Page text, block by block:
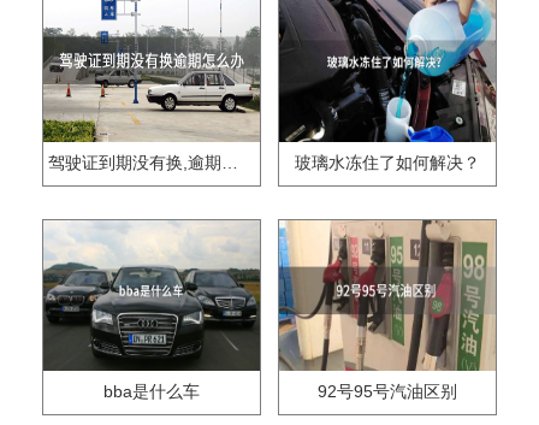
驾驶证到期没有换,逾期怎么办?? 玻璃水冻住了如何解决？
bba是什么车 92号95号汽油区别